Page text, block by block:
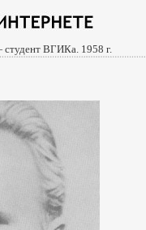
ВГИКа. 1958 г.